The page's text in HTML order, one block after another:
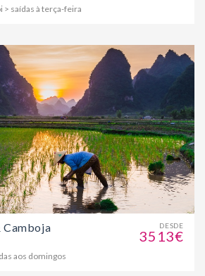
> saídas à terça-feira
DESDE
3513€
Camboja
aos domingos